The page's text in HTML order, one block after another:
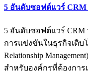
5 อันดับซอฟต์แวร์
5 อันดับซอฟต์แวร์
การแข่งขันในธุรกิจเติบ
Relationship
สำหรับองค์กรที่ต้องกา